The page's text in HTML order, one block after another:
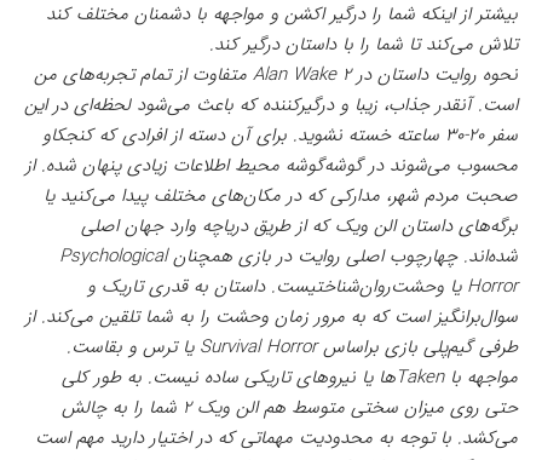
بیشتر از اینکه شما را درگیر اکشن و مواجهه با دشمنان مختلف کند
تلاش می‌کند تا شما را با داستان درگیر کند.
نحوه روایت داستان در Alan Wake 2 متفاوت‌ از تمام تجربه‌های من
است. آنقدر جذاب، زیبا و درگیرکننده که باعث می‌شود لحظه‌ای در این
سفر ۲۰-۳۰ ساعته خسته نشوید. برای آن دسته از افرادی که کنجکاو
محسوب می‌شوند در گوشه‌گوشه محیط اطلاعات زیادی پنهان شده. از
صحبت مردم شهر، مدارکی که در مکان‌های مختلف پیدا می‌کنید یا
برگه‌های داستان الن ویک که از طریق دریاچه وارد جهان اصلی
شده‌اند. چهارچوب اصلی روایت در بازی همچنان Psychological
Horror یا وحشت‌روان‌شناختیست. داستان به قدری تاریک و
سوال‌برانگیز است که به مرور زمان وحشت را به شما تلقین می‌کند. از
طرفی گیم‌پلی بازی براساس Survival Horror یا ترس و بقاست.
مواجهه با Takenها یا نیروهای تاریکی ساده نیست. به طور کلی
حتی روی میزان سختی متوسط هم الن ویک ۲ شما را به چالش
می‌کشد. با توجه به محدودیت مهماتی که در اختیار دارید مهم است